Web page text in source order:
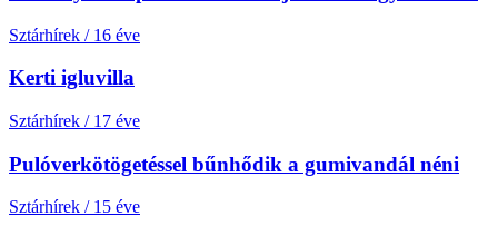
Sztárhírek / 16 éve
Kerti igluvilla
Sztárhírek / 17 éve
Pulóverkötögetéssel bűnhődik a gumivandál néni
Sztárhírek / 15 éve